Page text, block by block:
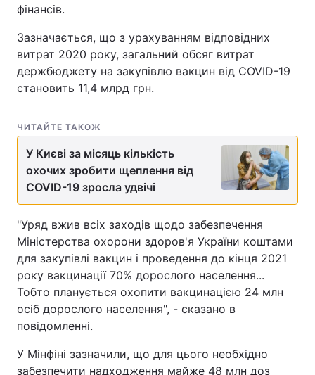
фінансів.
Зазначається, що з урахуванням відповідних
витрат 2020 року, загальний обсяг витрат
держбюджету на закупівлю вакцин від COVID-19
становить 11,4 млрд грн.
ЧИТАЙТЕ ТАКОЖ
У Києві за місяць кількість
охочих зробити щеплення від
COVID-19 зросла удвічі
"Уряд вжив всіх заходів щодо забезпечення
Міністерства охорони здоров'я України коштами
для закупівлі вакцин і проведення до кінця 2021
року вакцинації 70% дорослого населення...
Тобто планується охопити вакцинацією 24 млн
осіб дорослого населення", - сказано в
повідомленні.
У Мінфіні зазначили, що для цього необхідно
забезпечити надходження майже 48 млн доз